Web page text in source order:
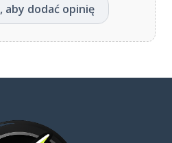
aby dodać opinię